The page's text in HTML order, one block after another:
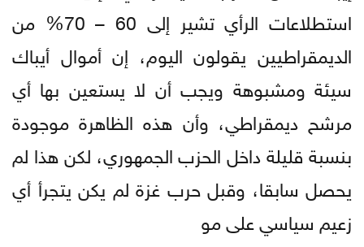
استطلاعات الرأي تشير إلى 60 – 70% من
الديمقراطيين يقولون اليوم، إن أموال أيباك
سيئة ومشبوهة ويجب أن لا يستعين بها أي
مرشح ديمقراطي، وأن هذه الظاهرة موجودة
بنسبة قليلة داخل الحزب الجمهوري، لكن هذا لم
يحصل سابقا، وقبل حرب غزة لم يكن يتجرأ أي
زعيم سياسي على مو